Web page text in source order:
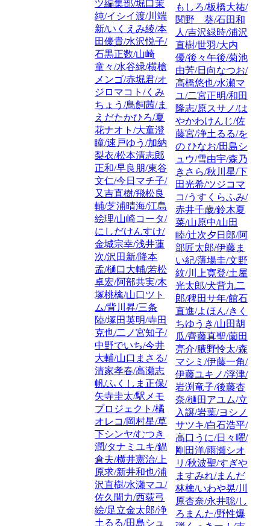
ツ編集部/堀口茉
純/イシイ渡/川端
新/いくえみ綾/本
田優貴/水沢悦子/
石黒正数/山崎
童々/水谷緑/横槍
メンゴ/赤堀君/オ
ジロマコト/くみ
ちょう/鳥飼茜/ま
えだたかひろ/夏
花ナオト/大童澄
瞳/速戸ゆう/加納
梨衣/松本清志郎
正和/早良朋/東谷
文仁/今日マチ子/
又吉直樹/飛松良
輔/芝浦晴海/江島
絵理/山崎コータ/
にしだけんすけ/
金城宗幸/浅井蓮
次/沢田新/降本
孟/樋口大輔/若松
卓宏/阿部共実/木
塚桃檎/山口ツト
ム/背川昇/三条
陸/塚田英明/寺田
克也/二ノ宮知子/
中野でいち/今井
大輔/山口まさる/
清家孝春/高瀬志
帆/ふくしま正保/
矢寺圭太/駅メモ
プロジェクト/橘
オレコ/岡村星/草
下シンヤ/むつき
潤/タナミユキ/鍋
倉夫/横井憲治/上
原求/新井和也/浦
沢直樹/水瀬マユ/
佐久間力/西荻弓
絵/足立金太郎/浄
土るる/田島シュ
もしろ/板橋大祐/
関野 葵/石田和
人/吉沢緑時/浦沢
直樹/世羽/大内
優/後々午後/菊池
由芳/日向なつお/
高橋悠也/水瀬マ
ユ/二宮正明/和田
隆志/原スサノ/は
やかわけんじ/佐
藤宮/浄土るる/を
の ひなお/田島シ
ュウ/雪由宇/森乃
きさら/秋川星/下
田光希/ツジコマ
コ/うすくらふみ/
赤井千歳/鈴木夏
菜/山原中/山田
睦/辻次夕日郎/阿
部匠太郎/伊藤ま
い紀/薄場圭/文野
紋/川上寛登/土屋
光太郎/犬背九二
郎/稗田サ年/館石
直進/よほん/きく
ちゆうき/山田胡
瓜/齊藤真聖/薗田
亮介/腋野怜太/森
マシミ/伊藤一角/
伊藤ユキノ/浮津/
岩渕竜子/後藤杏
奈/樋田アユム/立
入譲/岩葉/ヨシノ
サツキ/白石浩平/
高口うに/日々曜/
剛田洋/雨瀬シオ
リ/秋波聖/すぎや
ますみれ/まんだ
林檎/いわや晃/川
原杏奈/永井聡/し
ろまんた/野性爆